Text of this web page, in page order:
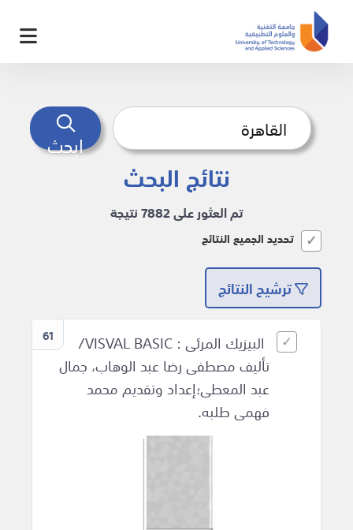
ابحث
نتائج البحث
تم العثور على 7882 نتيجة
تحديد الجميع النتائج
ترشيح النتائج
61
البيزيك المرئى : VISVAL BASIC/
تأليف مصطفى رضا عبد الوهاب، جمال
عبد المعطى؛إعداد وتقديم محمد
فهمى طلبه.